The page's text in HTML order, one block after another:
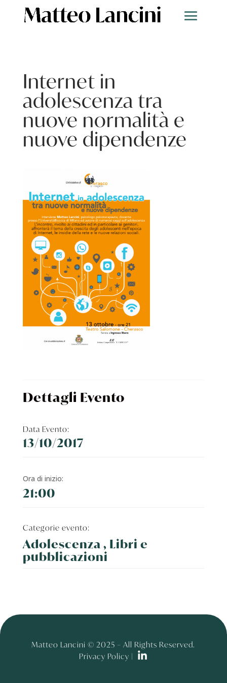
Internet in
adolescenza tra
nuove normalità e
nuove dipendenze
Dettagli Evento
Data Evento:
13/10/2017
Ora di inizio:
21:00
Categorie evento:
Adolescenza , Libri e
pubblicazioni
Matteo Lancini © 2025 – All Rights Reserved.
Privacy Policy |